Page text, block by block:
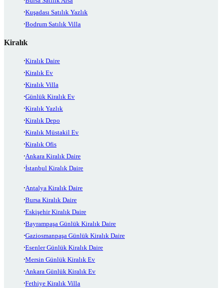
Kuşadası Satılık Yazlık
Bodrum Satılık Villa
Kiralık
Kiralık Daire
Kiralık Ev
Kiralık Villa
Günlük Kiralık Ev
Kiralık Yazlık
Kiralık Depo
Kiralık Müstakil Ev
Kiralık Ofis
Ankara Kiralık Daire
İstanbul Kiralık Daire
Antalya Kiralık Daire
Bursa Kiralık Daire
Eskişehir Kiralık Daire
Bayrampaşa Günlük Kiralık Daire
Gaziosmanpaşa Günlük Kiralık Daire
Esenler Günlük Kiralık Daire
Mersin Günlük Kiralık Ev
Ankara Günlük Kiralık Ev
Fethiye Kiralık Villa